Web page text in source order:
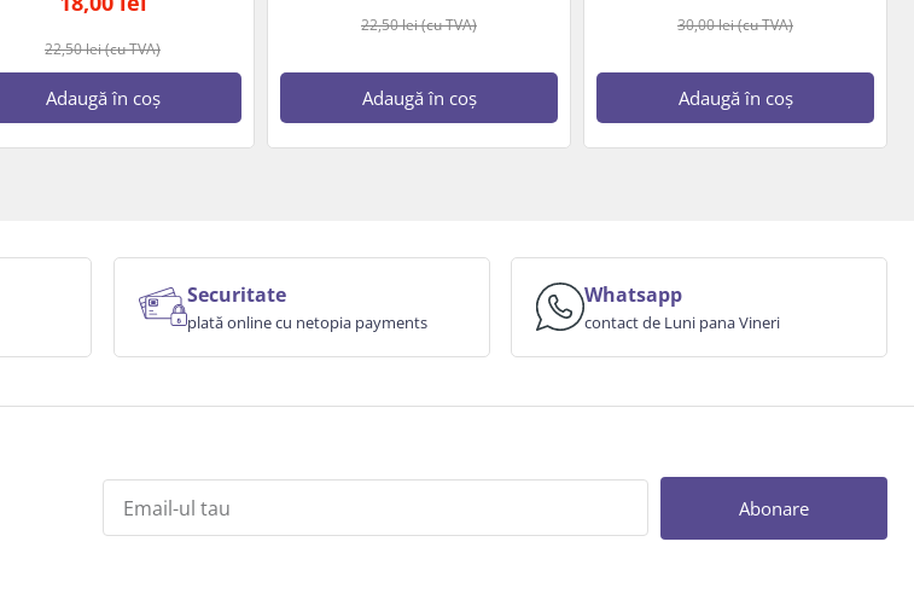
22,50lei(cu TVA)
Adaugă în coș
22,50lei(cu TVA)
Adaugă în coș
30,00lei(cu TVA)
Adaugă în coș
Securitate
plată online cu netopia payments
Whatsapp
contact de Luni pana Vineri
Abonare